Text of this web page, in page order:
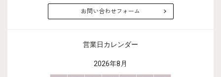
お問い合わせフォーム
営業日カレンダー
2026年8月